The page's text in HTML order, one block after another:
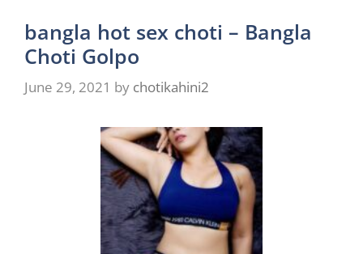
bangla hot sex choti – Bangla
Choti Golpo
June 29, 2021 by chotikahini2